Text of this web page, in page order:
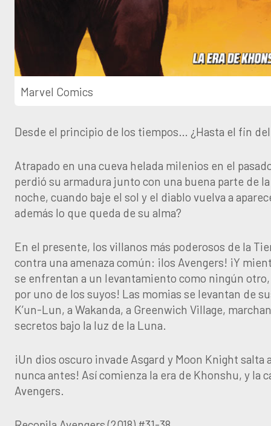
Marvel Comics
Desde el principio de los tiempos… ¿Hasta el fin
Atrapado en una cueva helada milenios en el
perdió su armadura junto con una buena parte de
noche, cuando baje el sol y el diablo vuelva a
además lo que queda de su alma?
En el presente, los villanos más poderosos de la
contra una amenaza común: ¡los Avengers! ¡Y
se enfrentan a un levantamiento como ningún
por uno de los suyos! Las momias se levantan de
K’un-Lun, a Wakanda, a Greenwich Village,
secretos bajo la luz de la Luna.
¡Un dios oscuro invade Asgard y Moon Knight salta
nunca antes! Así comienza la era de Khonshu, y la
Avengers.